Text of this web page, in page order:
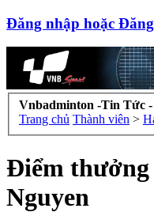
Đăng nhập hoặc
Vnbadminton -Tin Tức
Trang chủ Thành viên >
Điểm
Nguyen